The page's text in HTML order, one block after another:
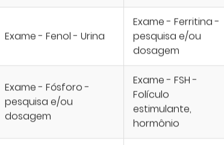
Exame - Fenol - Urina
Exame - Ferritina -
pesquisa e/ou
dosagem
Exame - Fósforo -
pesquisa e/ou
dosagem
Exame - FSH -
Folículo
estimulante,
hormônio